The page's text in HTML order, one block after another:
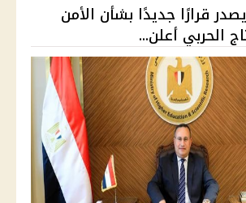
قرارًا جديدًا بشأن الأمن
الحربي أعلن...